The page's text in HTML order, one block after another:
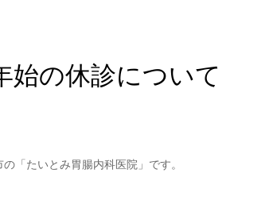
始の休診について
「たいとみ胃腸内科医院」です。